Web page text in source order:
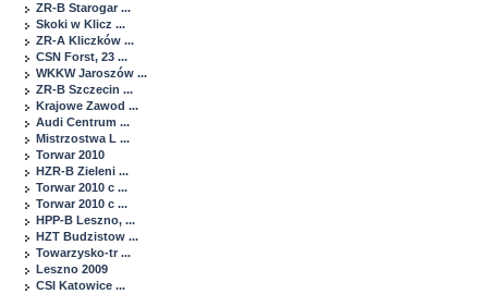
ZR-B Starogar ...
Skoki w Klicz ...
ZR-A Kliczków ...
CSN Forst, 23 ...
WKKW Jaroszów ...
ZR-B Szczecin ...
Krajowe Zawod ...
Audi Centrum ...
Mistrzostwa L ...
Torwar 2010
HZR-B Zieleni ...
Torwar 2010 c ...
Torwar 2010 c ...
HPP-B Leszno, ...
HZT Budzistow ...
Towarzysko-tr ...
Leszno 2009
CSI Katowice ...